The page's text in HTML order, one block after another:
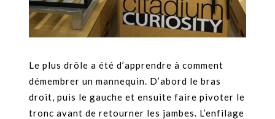
Le plus drôle a été d’apprendre à comment
démembrer un mannequin. D’abord le bras
droit, puis le gauche et ensuite faire pivoter le
tronc avant de retourner les jambes. L’enfilage